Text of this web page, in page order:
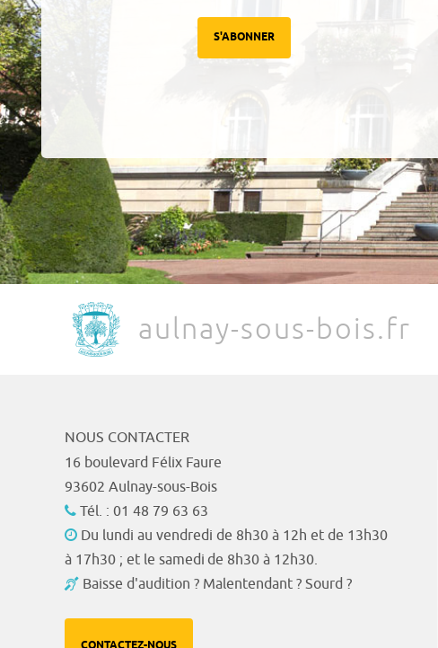
S'ABONNER
aulnay-sous-bois.fr
NOUS CONTACTER
16 boulevard Félix Faure
93602 Aulnay-sous-Bois
Tél. : 01 48 79 63 63
Du lundi au vendredi de 8h30 à 12h et de 13h30
à 17h30 ; et le samedi de 8h30 à 12h30.
Baisse d'audition ? Malentendant ? Sourd ?